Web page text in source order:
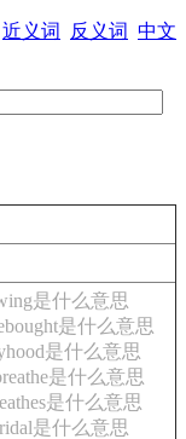
近义词 反义词 中文
是什么意思
是什么意思
是什么意思
是什么意思
是什么意思
是什么意思